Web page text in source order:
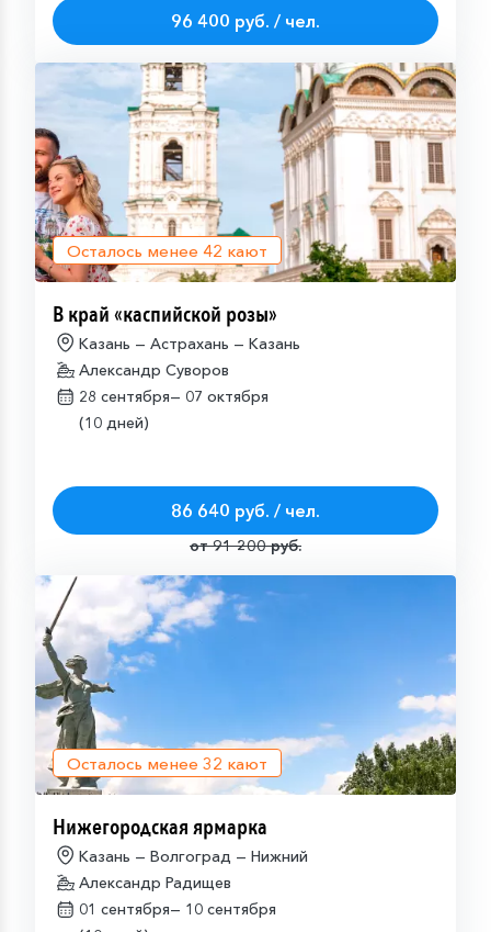
96 400 руб. / чел.
Осталось менее 42 кают
В край «каспийской розы»
Казань — Астрахань — Казань
Александр Суворов
28 сентября— 07 октября
(10 дней)
86 640 руб. / чел.
от 91 200 руб.
Осталось менее 32 кают
Нижегородская ярмарка
Казань — Волгоград — Нижний
Александр Радищев
01 сентября— 10 сентября